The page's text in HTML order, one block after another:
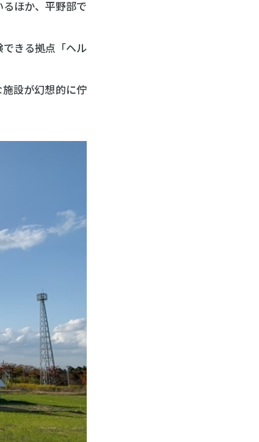
ほか、平野部で
きる拠点「ヘル
設が幻想的に佇